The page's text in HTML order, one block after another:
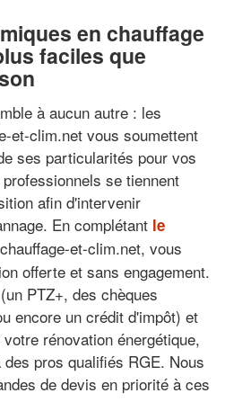
en chauffage
faciles que
à aucun autre : les
et-clim.net vous soumettent
ses particularités pour vos
se tiennent
afin d'intervenir
En complétant le
et-clim.net, vous
offerte et sans engagement.
PTZ+, des chèques
encore un crédit d'impôt) et
rénovation énergétique,
pros qualifiés RGE. Nous
de devis en priorité à ces